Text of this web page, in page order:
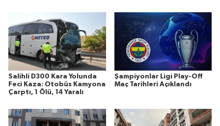
Salihli D300 Kara Yolunda
Feci Kaza: Otobüs Kamyona
Çarptı, 1 Ölü, 14 Yaralı
Şampiyonlar Ligi Play-Off
Maç Tarihleri Açıklandı